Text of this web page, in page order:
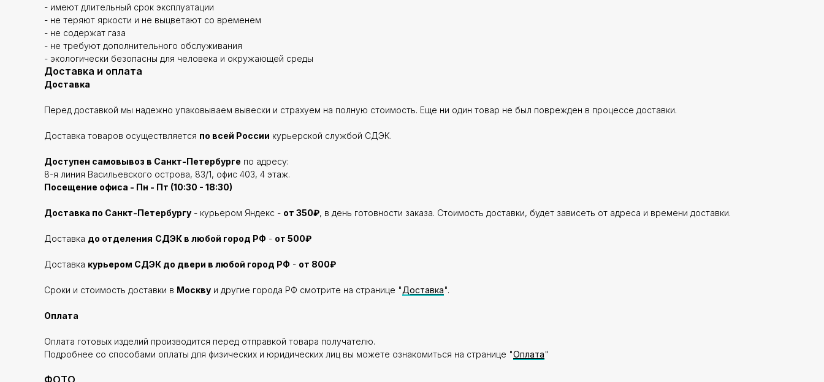
- имеют длительный срок эксплуатации
- не теряют яркости и не выцветают со временем
- не содержат газа
- не требуют дополнительного обслуживания
- экологически безопасны для человека и окружающей среды
Доставка и оплата
Доставка
Перед доставкой мы надежно упаковываем вывески и страхуем на полную стоимость. Еще ни один товар не был поврежден в процессе доставки.
Доставка товаров осуществляется по всей России курьерской службой СДЭК.
Доступен самовывоз в Санкт-Петербурге по адресу:
8-я линия Васильевского острова, 83/1, офис 403, 4 этаж.
Посещение офиса - Пн - Пт (10:30 - 18:30)
Доставка по Санкт-Петербургу - курьером Яндекс - от 350₽, в день готовности заказа. Стоимость доставки, будет зависеть от адреса и времени доставки.
Доставка до отделения СДЭК в любой город РФ - от 500₽
Доставка курьером СДЭК до двери в любой город РФ - от 800₽
Сроки и стоимость доставки в Москву и другие города РФ смотрите на странице "Доставка".
Оплата
Оплата готовых изделий производится перед отправкой товара получателю.
Подробнее со способами оплаты для физических и юридических лиц вы можете ознакомиться на странице "Оплата"
ФОТО